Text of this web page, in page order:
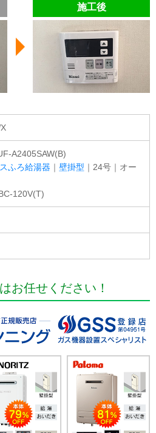
施工後
A2405SAW(B)
ふろ給湯器 ｜ 壁掛型 ｜24号｜オー
120V(T)
お任せください！